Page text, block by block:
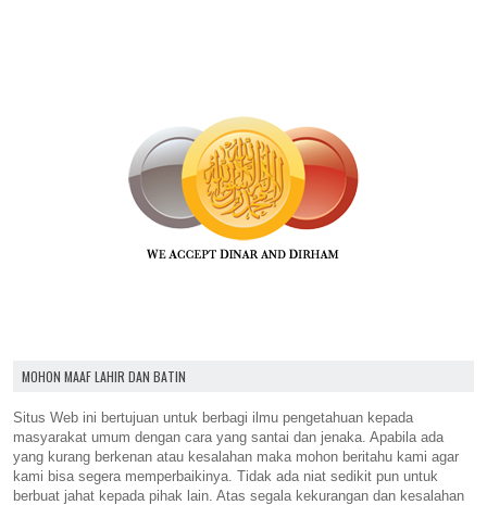
MOHON MAAF LAHIR DAN BATIN
Situs Web ini bertujuan untuk berbagi ilmu pengetahuan kepada
masyarakat umum dengan cara yang santai dan jenaka. Apabila ada
yang kurang berkenan atau kesalahan maka mohon beritahu kami agar
kami bisa segera memperbaikinya. Tidak ada niat sedikit pun untuk
berbuat jahat kepada pihak lain. Atas segala kekurangan dan kesalahan